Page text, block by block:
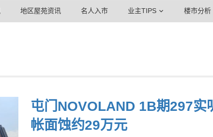
地区屋苑资讯 名人入市 业主TIPS 楼市分析
屯门NOVOLAND 1B期297实
帐面蚀约29万元